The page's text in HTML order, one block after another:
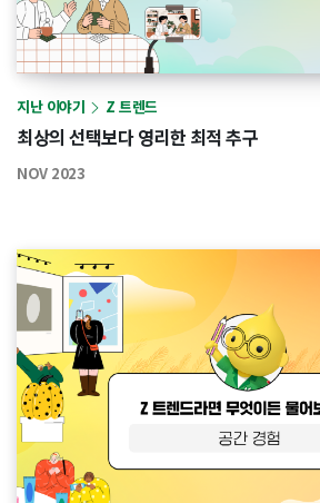
지난 이야기 Z 트렌드
최상의 선택보다 영리한 최적 추구
NOV 2023